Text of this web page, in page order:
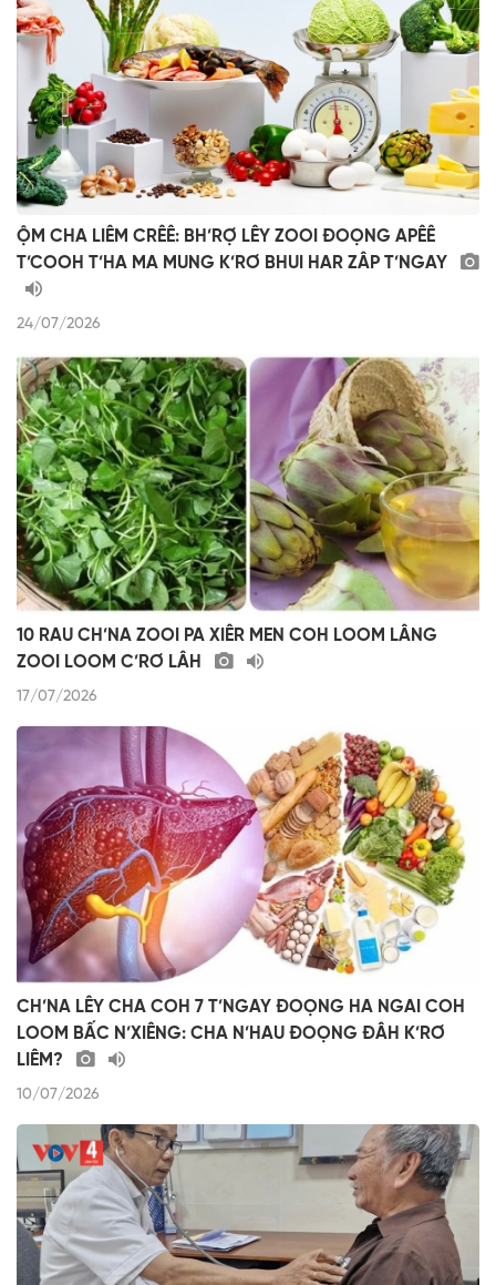
ỘM CHA LIÊM CRÊÊ: BH’RỢ LÊY ZOOI ĐOỌNG APÊÊ
T’COOH T’HA MA MUNG K’RƠ BHUI HAR ZÂP T’NGAY
24/07/2026
10 RAU CH’NA ZOOI PA XIÊR MEN COH LOOM LÂNG
ZOOI LOOM C’RƠ LÂH
17/07/2026
CH’NA LÊY CHA COH 7 T’NGAY ĐOỌNG HA NGAI COH
LOOM BẤC N’XIÊNG: CHA N’HAU ĐOỌNG ĐÂH K’RƠ
LIÊM?
10/07/2026